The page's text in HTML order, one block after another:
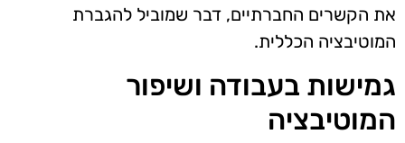
את הקשרים החברתיים, דבר שמוביל להגברת
המוטיבציה הכללית.
גמישות בעבודה ושיפור
המוטיבציה